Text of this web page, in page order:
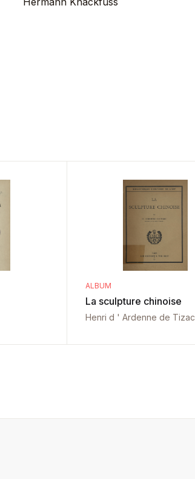
ALBUM
La sculpture chinoise
Henri d ' Ardenne de Tizac